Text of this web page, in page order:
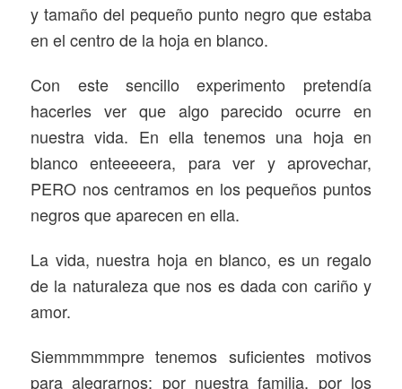
y tamaño del pequeño punto negro que estaba
en el centro de la hoja en blanco.
Con este sencillo experimento pretendía
hacerles ver que algo parecido ocurre en
nuestra vida. En ella tenemos una hoja en
blanco enteeeeera, para ver y aprovechar,
PERO nos centramos en los pequeños puntos
negros que aparecen en ella.
La vida, nuestra hoja en blanco, es un regalo
de la naturaleza que nos es dada con cariño y
amor.
Siemmmmmpre tenemos suficientes motivos
para alegrarnos: por nuestra familia, por los